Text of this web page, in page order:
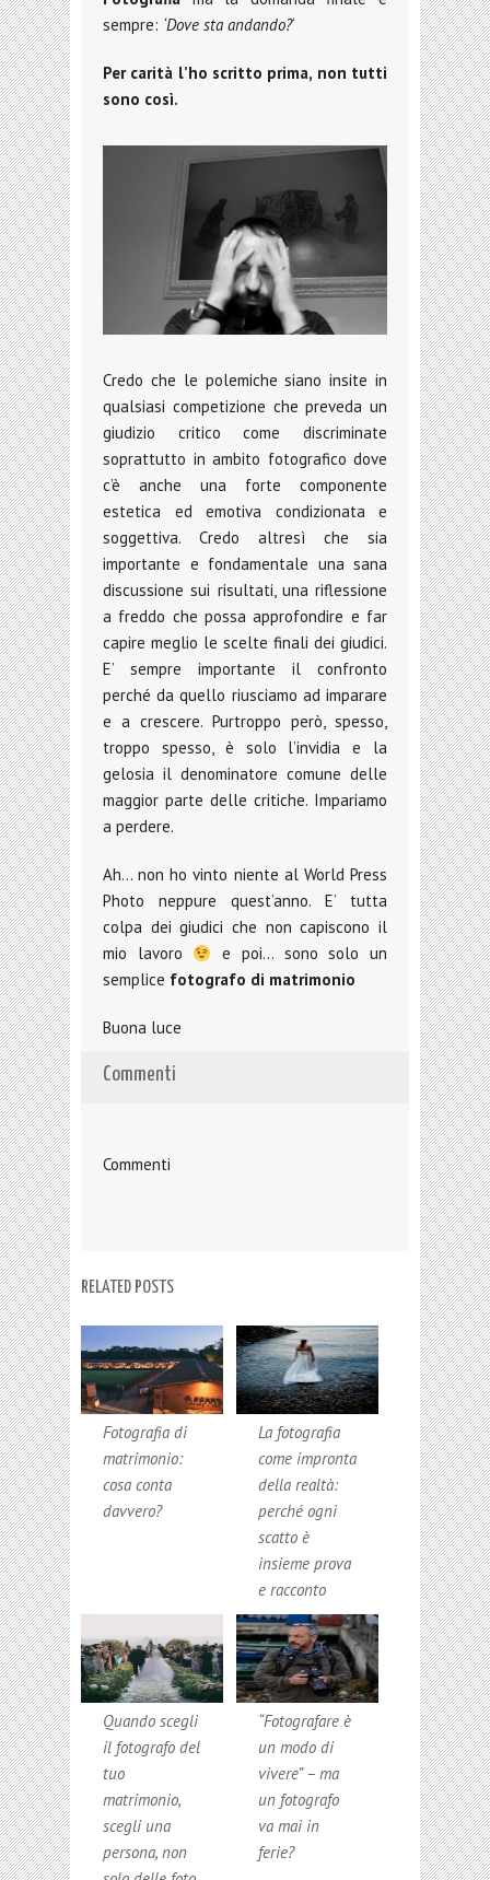
sempre: ‘Dove sta andando?‘
Per carità l’ho scritto prima, non tutti
sono così.
Credo che le polemiche siano insite in
qualsiasi competizione che preveda un
giudizio critico come discriminate
soprattutto in ambito fotografico dove
c’è anche una forte componente
estetica ed emotiva condizionata e
soggettiva. Credo altresì che sia
importante e fondamentale una sana
discussione sui risultati, una riflessione
a freddo che possa approfondire e far
capire meglio le scelte finali dei giudici.
E’ sempre importante il confronto
perché da quello riusciamo ad imparare
e a crescere. Purtroppo però, spesso,
troppo spesso, è solo l’invidia e la
gelosia il denominatore comune delle
maggior parte delle critiche. Impariamo
a perdere.
Ah… non ho vinto niente al World Press
Photo neppure quest’anno. E’ tutta
colpa dei giudici che non capiscono il
mio lavoro
e poi… sono solo un
semplice fotografo di matrimonio
Buona luce
Commenti
Commenti
RELATED POSTS
Fotografia di
matrimonio:
cosa conta
davvero?
La fotografia
come impronta
della realtà:
perché ogni
scatto è
insieme prova
e racconto
Quando scegli
il fotografo del
tuo
matrimonio,
scegli una
persona, non
“Fotografare è
un modo di
vivere” – ma
un fotografo
va mai in
ferie?